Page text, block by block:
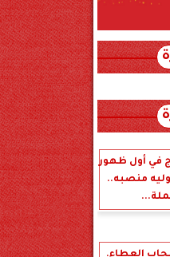
في أول ظهور
منصبه..
العطاء.